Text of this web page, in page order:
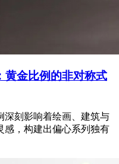
黄金比例的非对称式
深刻影响着绘画、建筑与
感，构建出偏心系列独有